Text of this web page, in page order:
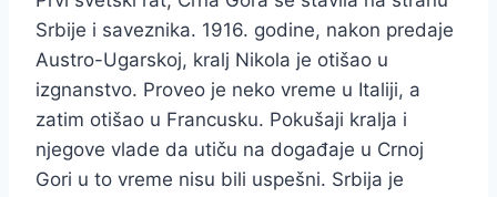
Srbije i saveznika. 1916. godine, nakon predaje
Austro-Ugarskoj, kralj Nikola je otišao u
izgnanstvo. Proveo je neko vreme u Italiji, a
zatim otišao u Francusku. Pokušaji kralja i
njegove vlade da utiču na događaje u Crnoj
Gori u to vreme nisu bili uspešni. Srbija je